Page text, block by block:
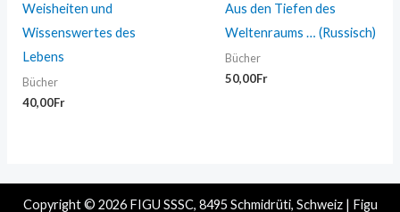
Weisheiten und
Wissenswertes des
Lebens
Bücher
40,00Fr
Aus den Tiefen des
Weltenraums … (Russisch)
Bücher
50,00Fr
Copyright © 2026 FIGU SSSC, 8495 Schmidrüti, Schweiz | Figu